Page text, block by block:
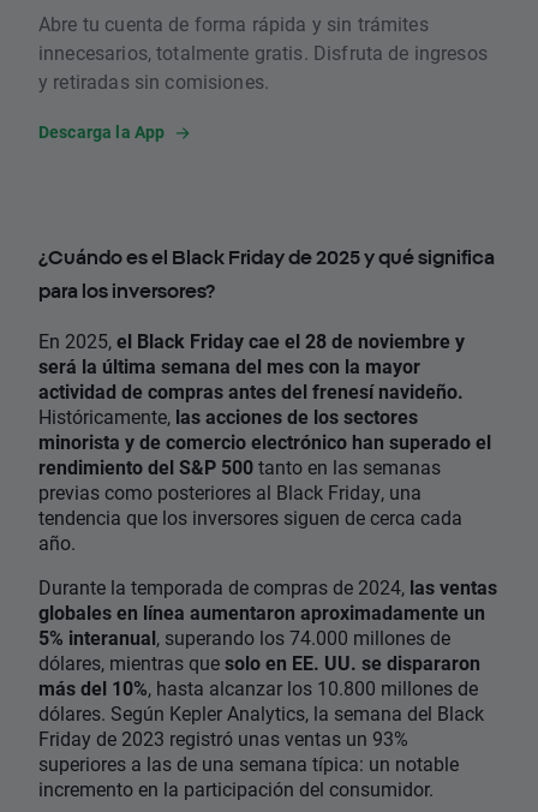
Abre tu cuenta de forma rápida y sin trámites
innecesarios, totalmente gratis. Disfruta de ingresos
y retiradas sin comisiones.
Descarga la App
¿Cuándo es el Black Friday de 2025 y qué significa
para los inversores?
En 2025,el Black Friday cae el 28 de noviembre y
será la última semana del mes con la mayor
actividad de compras antes del frenesí navideño.
Históricamente, las acciones de los sectores
minorista y de comercio electrónico han superado el
rendimiento del S&P 500tanto en las semanas
previas como posteriores al Black Friday, una
tendencia que los inversores siguen de cerca cada
año.
Durante la temporada de compras de 2024, las ventas
globales en línea aumentaron aproximadamente un
5% interanual, superando los 74.000 millones de
dólares, mientras quesolo en EE. UU. se dispararon
más del 10%, hasta alcanzar los 10.800 millones de
dólares. Según Kepler Analytics, la semana del Black
Friday de 2023 registró unas ventas un 93%
superiores a las de una semana típica: un notable
incremento en la participación del consumidor.